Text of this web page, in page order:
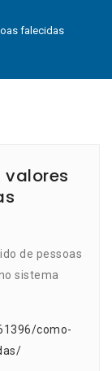
falecidas
valores
de pessoas
sistema
como-